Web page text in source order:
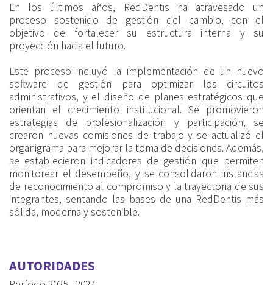
En los últimos años, RedDentis ha atravesado un
proceso sostenido de gestión del cambio, con el
objetivo de fortalecer su estructura interna y su
proyección hacia el futuro.
Este proceso incluyó la implementación de un nuevo
software de gestión para optimizar los circuitos
administrativos, y el diseño de planes estratégicos que
orientan el crecimiento institucional. Se promovieron
estrategias de profesionalización y participación, se
crearon nuevas comisiones de trabajo y se actualizó el
organigrama para mejorar la toma de decisiones. Además,
se establecieron indicadores de gestión que permiten
monitorear el desempeño, y se consolidaron instancias
de reconocimiento al compromiso y la trayectoria de sus
integrantes, sentando las bases de una RedDentis más
sólida, moderna y sostenible.
AUTORIDADES